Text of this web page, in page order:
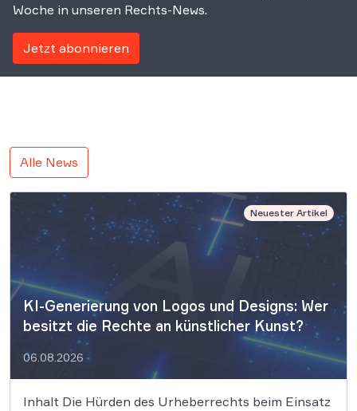
Woche in unseren Rechts-News.
Jetzt abonnieren
Alle News
Neuester Artikel
KI-Generierung von Logos und Designs: Wer
besitzt die Rechte an künstlicher Kunst?
06.08.2026
Inhalt Die Hürden des Urheberrechts beim Einsatz